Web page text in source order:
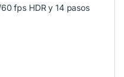
fps HDR y 14 pasos